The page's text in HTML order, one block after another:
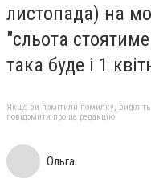
листопада) на
"сльота
така буде і 1
Якщо ви помітили помилку, виділіть
повідомити про це редакцію
Ольга